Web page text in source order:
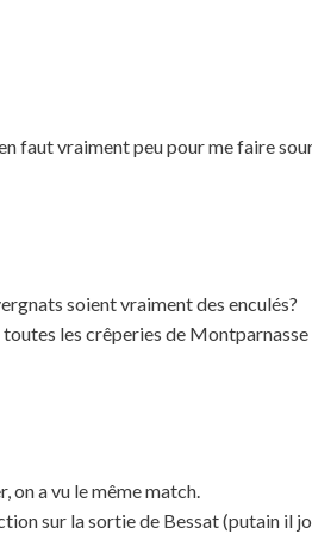
faut vraiment peu pour me faire
soient vraiment des enculés?
les crêperies de
on a vu le même match.
sur la sortie de Bessat (putain il